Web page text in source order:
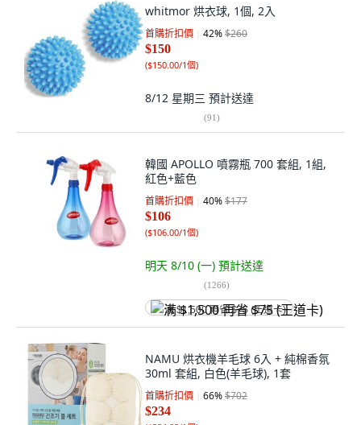
whitmor 烘衣球, 1個, 2入
首購折扣價 42%$260
$150
($150.00/1個)
8/12 星期三 預計送達
(91)
韓國 APOLLO 噴霧瓶 700 套組, 1組,
紅色+藍色
首購折扣價 40%$177
$106
($106.00/1個)
明天 8/10 (一) 預計送達
(1266)
满 $1,500 再省 $75 (王道卡)
NAMU 烘衣機羊毛球 6入 + 純棉香氛
30ml 套組, 白色(羊毛球), 1套
首購折扣價 66%$702
$234